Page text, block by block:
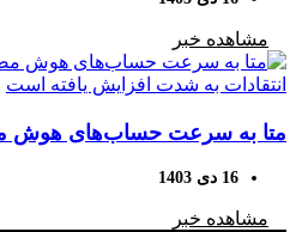
مشاهده خبر
متا به سرعت حساب‌های هوش
16 دی 1403
مشاهده خبر